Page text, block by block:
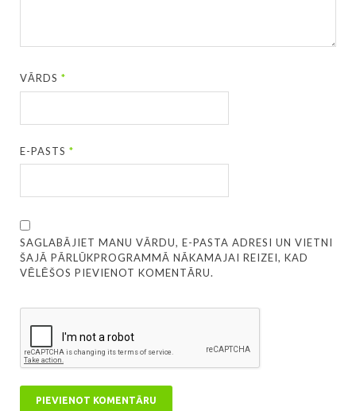
VĀRDS*
E-PASTS*
SAGLABĀJIET MANU VĀRDU, E-PASTA ADRESI UN VIETNI
ŠAJĀ PĀRLŪKPROGRAMMĀ NĀKAMAJAI REIZEI, KAD
VĒLĒŠOS PIEVIENOT KOMENTĀRU.